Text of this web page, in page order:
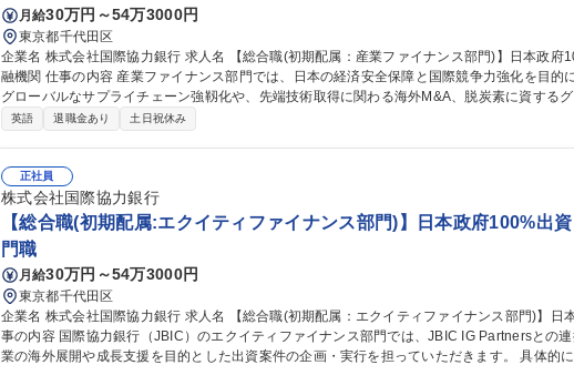
月給30万円～54万3000円
東京都千代田区
企業名 株式会社国際協力銀行 求人名 【総合職(初期配属：産業ファイナンス部門)】日本政府100%出資の政策金
融機関 仕事の内容 産業ファイナンス部門では、日本の経済安全保障と国際競争力強化を目的に、日本企業による
グローバルなサプライチェーン強靱化や、先端技術取得に関わる海外M&A、脱炭素に資する
スなどを ファイナンス面から支援していただきます。対象は製造業、インフラ、次世代エネルギー、半導体、先
かしたスキーム設計・実行に携わることで、日本の産業未来に貢献するダイナミックな経験が得ら
職種 【総合職(初期配属：産業ファイナンス部門)】日本政府100%出資の政策金融機関
英語 退職金あり 土日祝休み
正社員
株式会社国際協力銀行
【総合職(初期配属:エクイティファイナンス部門)】日本政府100%出
門職
月給30万円～54万3000円
東京都千代田区
企業名 株式会社国際協力銀行 求人名 【総合職(初期配属：エクイティファイナンス部門)】日本政府100%出資 仕
事の内容 国際協力銀行（JBIC）のエクイティファイナンス部門では、JBIC IG Partnersとの
業の海外展開や成長支援を目的とした出資案件の企画・実行を担っていただきます。 具体的には、出資スキーム